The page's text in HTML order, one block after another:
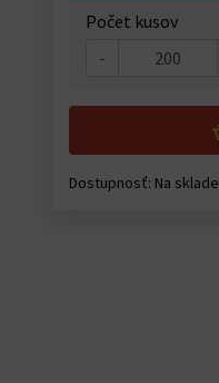
Počet kusov
-
Dostupnosť: Na sklade